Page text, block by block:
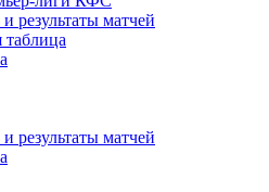
результаты матчей
таблица
результаты матчей